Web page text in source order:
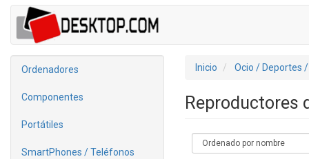
Ordenadores
Componentes
Portátiles
SmartPhones / Teléfonos
Inicio Ocio / Deportes
Reproductores